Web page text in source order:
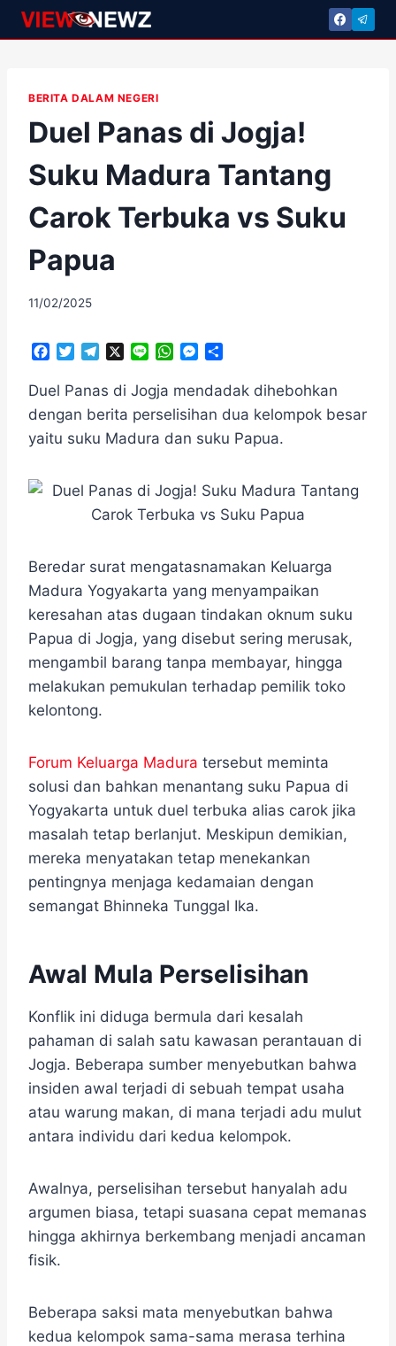
Skip
to
BERITA DALAM NEGERI
Duel Panas di Jogja!
Suku Madura Tantang
Carok Terbuka vs Suku
Papua
By
11/02/2025
c
b
o
i
t
e
l
g
r
n
e
W
a
t
s
A
M
s
e
n
r
a
e
Duel Panas di Jogja mendadak dihebohkan
dengan berita perselisihan dua kelompok besar
yaitu suku Madura dan suku Papua.
Beredar surat mengatasnamakan Keluarga
Madura Yogyakarta yang menyampaikan
keresahan atas dugaan tindakan oknum suku
Papua di Jogja, yang disebut sering merusak,
mengambil barang tanpa membayar, hingga
melakukan pemukulan terhadap pemilik toko
kelontong.
Forum Keluarga Madura tersebut meminta
solusi dan bahkan menantang suku Papua di
Yogyakarta untuk duel terbuka alias carok jika
masalah tetap berlanjut. Meskipun demikian,
mereka menyatakan tetap menekankan
pentingnya menjaga kedamaian dengan
semangat Bhinneka Tunggal Ika.
Awal Mula Perselisihan
Konflik ini diduga bermula dari kesalah
pahaman di salah satu kawasan perantauan di
Jogja. Beberapa sumber menyebutkan bahwa
insiden awal terjadi di sebuah tempat usaha
atau warung makan, di mana terjadi adu mulut
antara individu dari kedua kelompok.
Awalnya, perselisihan tersebut hanyalah adu
argumen biasa, tetapi suasana cepat memanas
hingga akhirnya berkembang menjadi ancaman
fisik.
Beberapa saksi mata menyebutkan bahwa
kedua kelompok sama-sama merasa terhina